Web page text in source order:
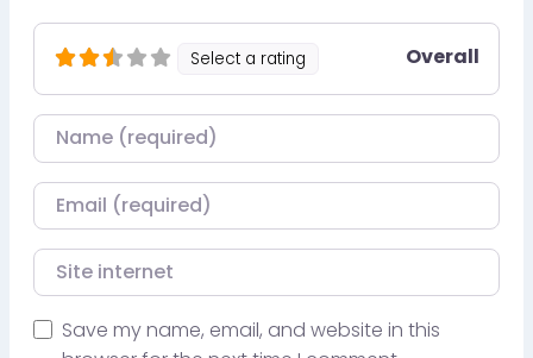
Select a rating Overall
Nom
Courriel
Site internet
Save my name, email, and website in this